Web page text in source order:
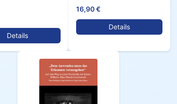
Details
16,90 €
Details